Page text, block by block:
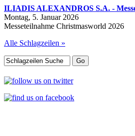
ILIADIS ALEXANDROS S.A. -
Montag, 5. Januar 2026
Messeteilnahme Christmasworld 2026
Alle Schlagzeilen »